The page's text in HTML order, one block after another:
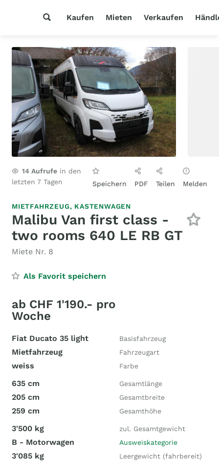
Kaufen Mieten Verkaufen
14 Aufrufe in den
letzten 7 Tagen
Speichern PDF Teilen Melden
MIETFAHRZEUG, KASTENWAGEN
Malibu Van first class -
two rooms 640 LE RB GT
Miete Nr. 8
Als Favorit speichern
ab CHF 1'190.- pro
Woche
Fiat Ducato 35 light Basisfahrzeug
Mietfahrzeug Fahrzeugart
weiss Farbe
635 cm Gesamtlänge
205 cm Gesamtbreite
259 cm Gesamthöhe
3'500 kg zul. Gesamtgewicht
B - Motorwagen Ausweiskategorie
3'085 kg Leergewicht (fahrbereit)